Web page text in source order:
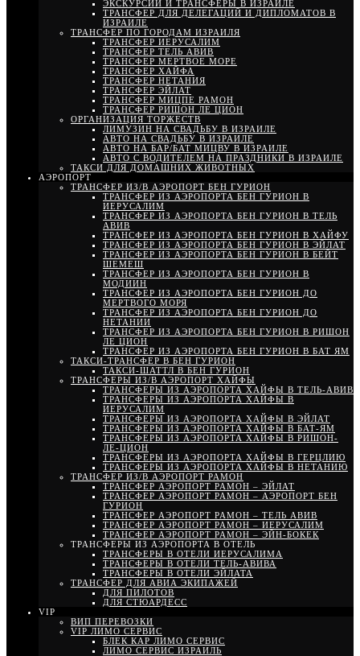
ЭКСКУРСИИ И ТРАНСФЕРЫ В ИЗРАИЛЕ
ТРАНСФЕР ДЛЯ ДЕЛЕГАЦИЙ И ДИПЛОМАТОВ В
ИЗРАИЛЕ
ТРАНСФЕР ПО ГОРОДАМ ИЗРАИЛЯ
ТРАНСФЕР ИЕРУСАЛИМ
ТРАНСФЕР ТЕЛЬ АВИВ
ТРАНСФЕР МЕРТВОЕ МОРЕ
ТРАНСФЕР ХАЙФА
ТРАНСФЕР НЕТАНИЯ
ТРАНСФЕР ЭЙЛАТ
ТРАНСФЕР МИЦПЕ РАМОН
ТРАНСФЕР РИШОН ЛЕ ЦИОН
ОРГАНИЗАЦИЯ ТОРЖЕСТВ
ЛИМУЗИН НА СВАДЬБУ В ИЗРАИЛЕ
АВТО НА СВАДЬБУ В ИЗРАИЛЕ
АВТО НА БАР/БАТ МИЦВУ В ИЗРАИЛЕ
АВТО С ВОДИТЕЛЕМ НА ПРАЗДНИКИ В ИЗРАИЛЕ
ТАКСИ ДЛЯ ДОМАШНИХ ЖИВОТНЫХ
АЭРОПОРТ
ТРАНСФЕР ИЗ/В АЭРОПОРТ БЕН ГУРИОН
ТРАНСФЕР ИЗ АЭРОПОРТА БЕН ГУРИОН В
ИЕРУСАЛИМ
ТРАНСФЕР ИЗ АЭРОПОРТА БЕН ГУРИОН В ТЕЛЬ
АВИВ
ТРАНСФЕР ИЗ АЭРОПОРТА БЕН ГУРИОН В ХАЙФУ
ТРАНСФЕР ИЗ АЭРОПОРТА БЕН ГУРИОН В ЭЙЛАТ
ТРАНСФЕР ИЗ АЭРОПОРТА БЕН ГУРИОН В БЕЙТ
ШЕМЕШ
ТРАНСФЕР ИЗ АЭРОПОРТА БЕН ГУРИОН В
МОДИИН
ТРАНСФЕР ИЗ АЭРОПОРТА БЕН ГУРИОН ДО
МЕРТВОГО МОРЯ
ТРАНСФЕР ИЗ АЭРОПОРТА БЕН ГУРИОН ДО
НЕТАНИИ
ТРАНСФЕР ИЗ АЭРОПОРТА БЕН ГУРИОН В РИШОН
ЛЕ ЦИОН
ТРАНСФЕР ИЗ АЭРОПОРТА БЕН ГУРИОН В БАТ ЯМ
ТАКСИ-ТРАНСФЕР В БЕН ГУРИОН
ТАКСИ-ШАТТЛ В БЕН ГУРИОН
ТРАНСФЕРЫ ИЗ/В АЭРОПОРТ ХАЙФЫ
ТРАНСФЕРЫ ИЗ АЭРОПОРТА ХАЙФЫ В ТЕЛЬ-АВИВ
ТРАНСФЕРЫ ИЗ АЭРОПОРТА ХАЙФЫ В
ИЕРУСАЛИМ
ТРАНСФЕРЫ ИЗ АЭРОПОРТА ХАЙФЫ В ЭЙЛАТ
ТРАНСФЕРЫ ИЗ АЭРОПОРТА ХАЙФЫ В БАТ-ЯМ
ТРАНСФЕРЫ ИЗ АЭРОПОРТА ХАЙФЫ В РИШОН-
ЛЕ-ЦИОН
ТРАНСФЕРЫ ИЗ АЭРОПОРТА ХАЙФЫ В ГЕРЦЛИЮ
ТРАНСФЕРЫ ИЗ АЭРОПОРТА ХАЙФЫ В НЕТАНИЮ
ТРАНСФЕР ИЗ/В АЭРОПОРТ РАМОН
ТРАНСФЕР АЭРОПОРТ РАМОН – ЭЙЛАТ
ТРАНСФЕР АЭРОПОРТ РАМОН – АЭРОПОРТ БЕН
ГУРИОН
ТРАНСФЕР АЭРОПОРТ РАМОН – ТЕЛЬ АВИВ
ТРАНСФЕР АЭРОПОРТ РАМОН – ИЕРУСАЛИМ
ТРАНСФЕР АЭРОПОРТ РАМОН – ЭЙН-БОКЕК
ТРАНСФЕРЫ ИЗ АЭРОПОРТА В ОТЕЛЬ
ТРАНСФЕРЫ В ОТЕЛИ ИЕРУСАЛИМА
ТРАНСФЕРЫ В ОТЕЛИ ТЕЛЬ-АВИВА
ТРАНСФЕРЫ В ОТЕЛИ ЭЙЛАТА
ТРАНСФЕР ДЛЯ АВИА ЭКИПАЖЕЙ
ДЛЯ ПИЛОТОВ
ДЛЯ СТЮАРДЕСС
VIP
ВИП ПЕРЕВОЗКИ
VIP ЛИМО СЕРВИС
БЛЕК КАР ЛИМО СЕРВИС
ЛИМО СЕРВИС ИЗРАИЛЬ